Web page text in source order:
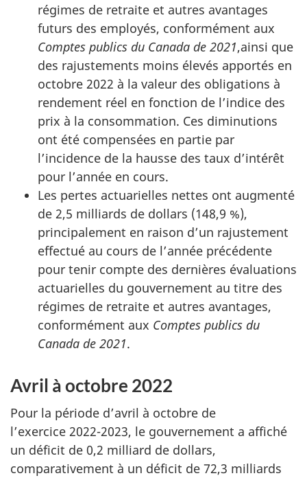
régimes de retraite et autres avantages
futurs des employés, conformément aux
Comptes publics du Canada de 2021,ainsi que
des rajustements moins élevés apportés en
octobre 2022 à la valeur des obligations à
rendement réel en fonction de l’indice des
prix à la consommation. Ces diminutions
ont été compensées en partie par
l’incidence de la hausse des taux d’intérêt
pour l’année en cours.
Les pertes actuarielles nettes ont augmenté
de 2,5 milliards de dollars (148,9 %),
principalement en raison d’un rajustement
effectué au cours de l’année précédente
pour tenir compte des dernières évaluations
actuarielles du gouvernement au titre des
régimes de retraite et autres avantages,
conformément aux Comptes publics du
Canada de 2021.
Avril à octobre 2022
Pour la période d’avril à octobre de
l’exercice 2022-2023, le gouvernement a affiché
un déficit de 0,2 milliard de dollars,
comparativement à un déficit de 72,3 milliards